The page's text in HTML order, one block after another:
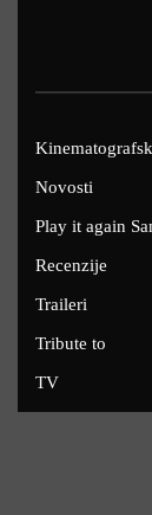
Novosti
Play it again
Recenzije
Traileri
Tribute to
TV